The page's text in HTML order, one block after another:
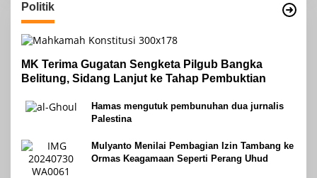
Politik
MK Terima Gugatan Sengketa Pilgub Bangka
Belitung, Sidang Lanjut ke Tahap Pembuktian
Hamas mengutuk pembunuhan dua jurnalis
Palestina
Mulyanto Menilai Pembagian Izin Tambang ke
Ormas Keagamaan Seperti Perang Uhud